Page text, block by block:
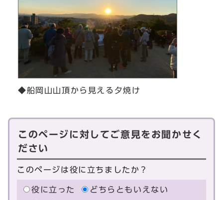
◆船岡山山頂から見える夕焼け
このページに対してご意見をお聞かせく
ださい
このページは役に立ちましたか？
役に立った
どちらともいえない